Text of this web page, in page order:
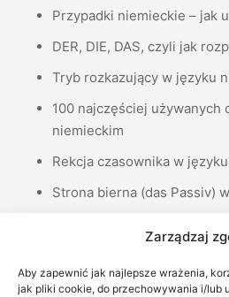
Zarządzaj
Aby zapewnić jak najlepsze wrażenia,
jak pliki cookie, do przechowywania i/lub
Przypadki niemieckie – jak
DER, DIE, DAS, czyli jak
Tryb rozkazujący w języku
100 najczęściej używanych
niemieckim
Rekcja czasownika w
Strona bierna (das Passiv)
Życzenia noworoczne po